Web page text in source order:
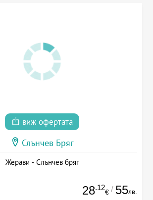
виж офертата
Слънчев Бряг
Жерави - Слънчев бряг
28.12
€ / 55лв.